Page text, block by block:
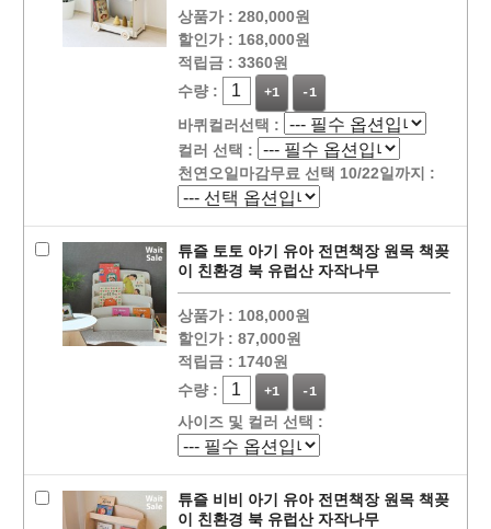
상품가 : 280,000원
할인가 : 168,000원
적립금 : 3360원
수량 :
+1 -1
바퀴컬러선택 :
컬러 선택 :
천연오일마감무료 선택 10/22일까지 :
튜즐 토토 아기 유아 전면책장 원목 책꽂
이 친환경 북 유럽산 자작나무
상품가 : 108,000원
할인가 : 87,000원
적립금 : 1740원
수량 :
+1 -1
사이즈 및 컬러 선택 :
튜즐 비비 아기 유아 전면책장 원목 책꽂
이 친환경 북 유럽산 자작나무